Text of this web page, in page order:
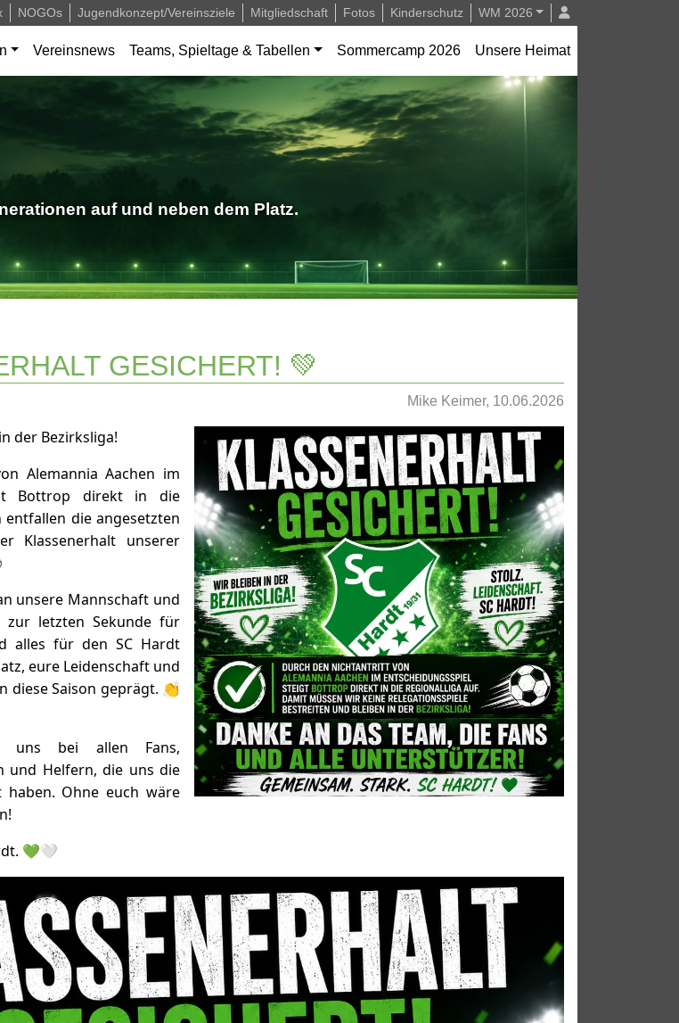
NOGOs Jugendkonzept/Vereinsziele Mitgliedschaft Fotos Kinderschutz WM 2026
Vereinsnews Teams, Spieltage & Tabellen Sommercamp 2026 Unsere Heimat
auf und neben dem Platz.
GESICHERT! 💚
Mike Keimer, 10.06.2026
der Bezirksliga!
Alemannia Aachen im
Bottrop direkt in die
entfallen die angesetzten
Klassenerhalt unserer
unsere Mannschaft und
zur letzten Sekunde für
alles für den SC Hardt
eure Leidenschaft und
diese Saison geprägt. 👏
uns bei allen Fans,
und Helfern, die uns die
haben. Ohne euch wäre
💚🤍